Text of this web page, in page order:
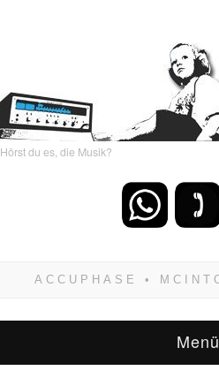
Hörst du es, die Musik?
zwangsläufig siegen!
Menü